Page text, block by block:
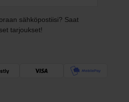
sähköpostiisi? Saat
tarjoukset!